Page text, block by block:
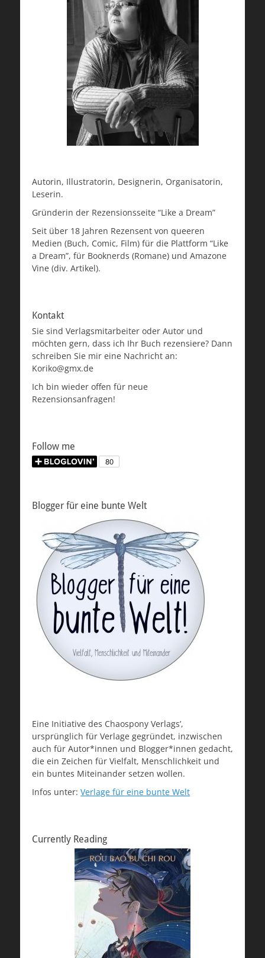
Autorin, Illustratorin, Designerin, Organisatorin,
Leserin.
Gründerin der Rezensionsseite “Like a Dream”
Seit über 18 Jahren Rezensent von queeren
Medien (Buch, Comic, Film) für die Plattform “Like
a Dream”, für Booknerds (Romane) und Amazone
Vine (div. Artikel).
Kontakt
Sie sind Verlagsmitarbeiter oder Autor und
möchten gern, dass ich Ihr Buch rezensiere? Dann
schreiben Sie mir eine Nachricht an:
Koriko@gmx.de
Ich bin wieder offen für neue
Rezensionsanfragen!
Follow me
Blogger für eine bunte Welt
Eine Initiative des Chaospony Verlags’,
ursprünglich für Verlage gegründet, inzwischen
auch für Autor*innen und Blogger*innen gedacht,
die ein Zeichen für Vielfalt, Menschlichkeit und
ein buntes Miteinander setzen wollen.
Infos unter: Verlage für eine bunte Welt
Currently Reading